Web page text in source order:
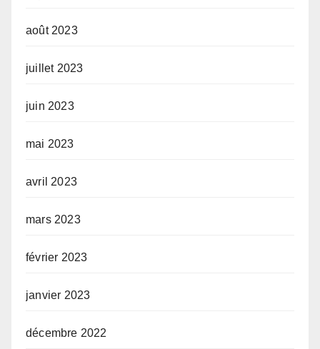
août 2023
juillet 2023
juin 2023
mai 2023
avril 2023
mars 2023
février 2023
janvier 2023
décembre 2022